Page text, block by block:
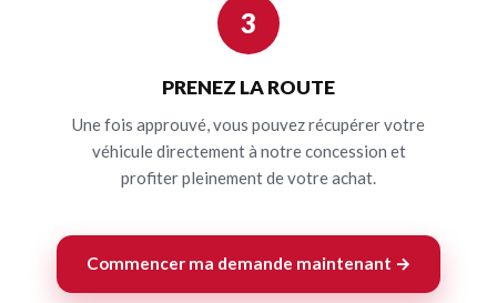
3
PRENEZ LA ROUTE
Une fois approuvé, vous pouvez récupérer votre
véhicule directement à notre concession et
profiter pleinement de votre achat.
Commencer ma demande maintenant →